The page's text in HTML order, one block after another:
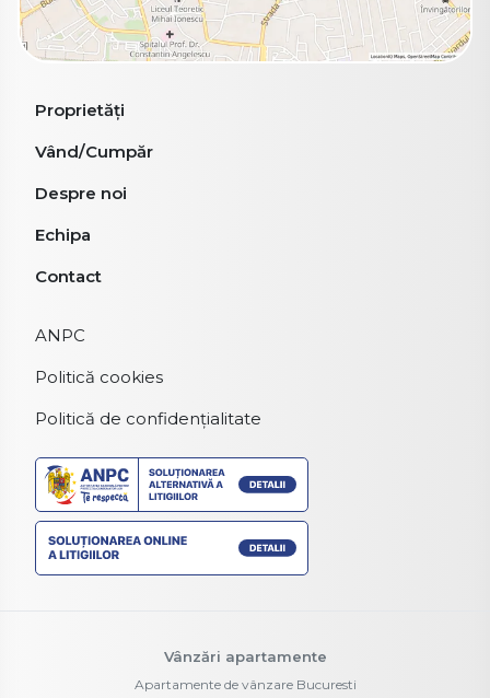
Proprietăți
Vând/Cumpăr
Despre noi
Echipa
Contact
ANPC
Politică cookies
Politică de confidențialitate
Vânzări apartamente
Apartamente de vânzare Bucuresti